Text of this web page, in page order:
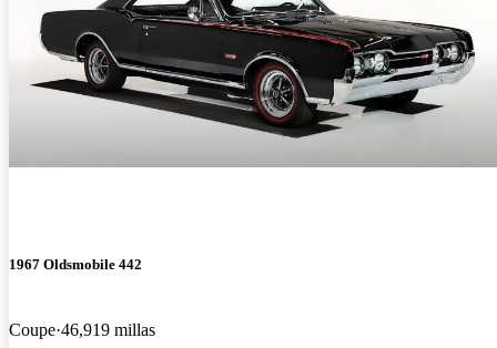
1967 Oldsmobile 442
Coupe 46,919 millas